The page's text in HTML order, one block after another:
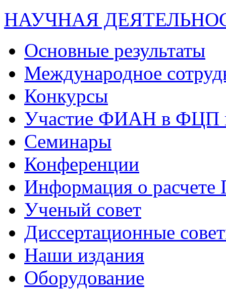
НАУЧНАЯ
Основные результаты
Международное
Конкурсы
Участие ФИАН в ФЦП
Семинары
Конференции
Информация о
Ученый совет
Диссертационные
Наши издания
Оборудование